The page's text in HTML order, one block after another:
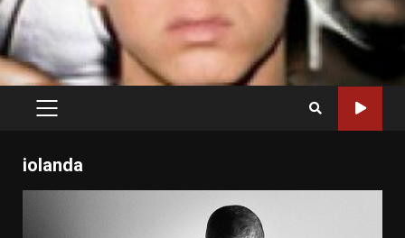
PRIMARY
iolanda